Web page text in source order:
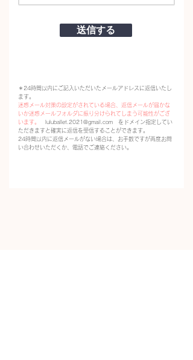
送信する
＊24時間以内にご記入いただいたメールアドレスに返信いたし
ます。
迷惑メール対策の設定がされている場合、返信メールが届かな
いか迷惑メールフォルダに振り分けられてしまう可能性がござ
います。
luluballet.2021@gmail.com をドメイン指定してい
ただきますと確実に返信を受信することができます。
​24時間以内に返信メールがない場合は、お手数ですが再度お問
い合わせいただくか、電話でご連絡ください。